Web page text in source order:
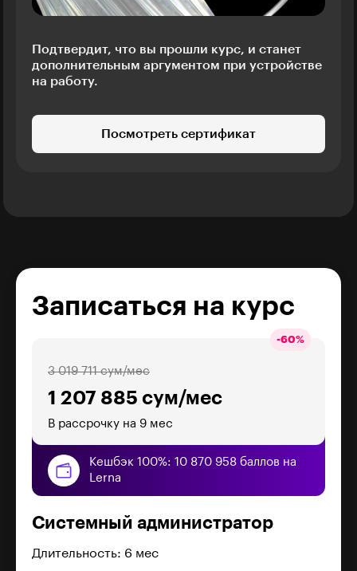
Подтвердит, что вы прошли курс, и станет
дополнительным аргументом при устройстве
на работу.
Посмотреть сертификат
Записаться на курс
-60%
1 207 885 сум/мес
3 019 711 сум/мес
В рассрочку на 9 мес
Кешбэк 100%: 10 870 958 баллов на
Lerna
Системный администратор
Длительность: 6 мес